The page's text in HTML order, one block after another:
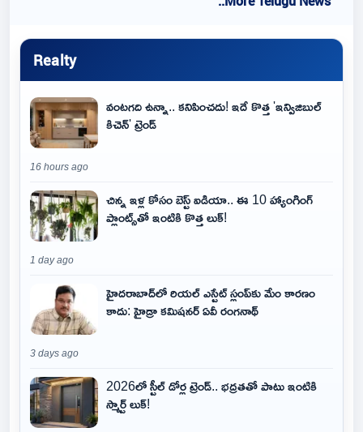
Realty
వంటగది ఉన్నా.. కనిపించదు! ఇదే కొత్త 'ఇన్విజిబుల్
కిచెన్' ట్రెండ్
16 hours ago
చిన్న ఇళ్ల కోసం బెస్ట్ ఐడియా.. ఈ 10 హ్యాంగింగ్
ప్లాంట్స్‌తో ఇంటికి కొత్త లుక్!
1 day ago
హైదరాబాద్‌లో రియల్ ఎస్టేట్ స్లంప్‌కు మేం కారణం
కాదు: హైడ్రా కమిషనర్ ఏవీ రంగనాథ్
3 days ago
2026లో స్టీల్ డోర్ల ట్రెండ్.. భద్రతతో పాటు ఇంటికి
స్మార్ట్ లుక్!